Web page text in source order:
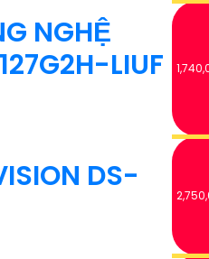
NGHỆ
LIUF
DS-